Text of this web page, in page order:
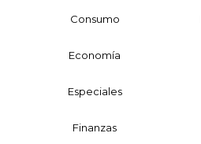
Consumo
Economía
Especiales
Finanzas